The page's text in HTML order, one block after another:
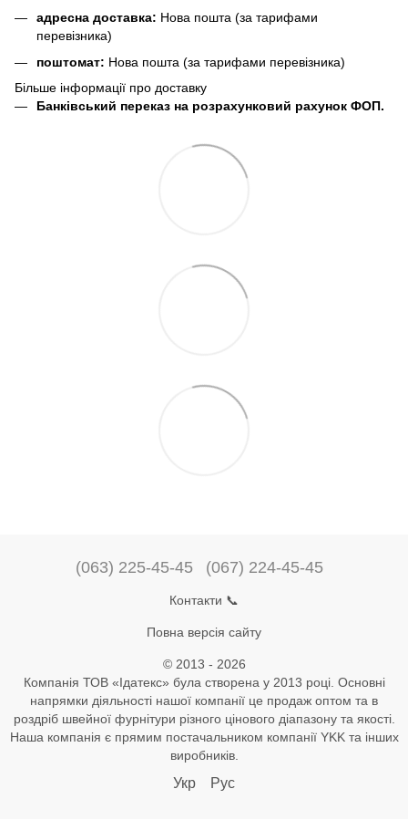
адресна доставка: Нова пошта (за тарифами
перевізника)
поштомат: Нова пошта (за тарифами перевізника)
Більше інформації про доставку
Банківський переказ на розрахунковий рахунок ФОП.
(063) 225-45-45 (067) 224-45-45
Контакти 📞
Повна версія сайту
© 2013 - 2026
Компанія ТОВ «Ідатекс» була створена у 2013 році. Основні
напрямки діяльності нашої компанії це продаж оптом та в
роздріб швейної фурнітури різного цінового діапазону та якості.
Наша компанія є прямим постачальником компанії YKK та інших
виробників.
Укр Рус